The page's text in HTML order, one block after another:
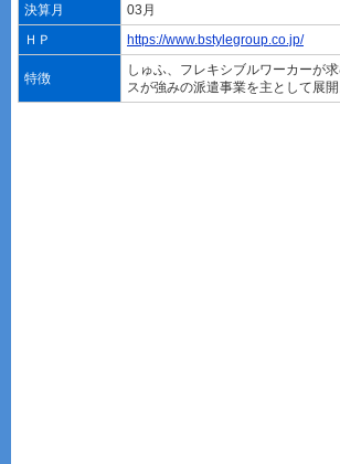
決算月
03月
ＨＰ
https://www.bstylegroup.co.jp/
特徴
しゅふ、フレキシブルワーカーが
スが強みの派遣事業を主として展